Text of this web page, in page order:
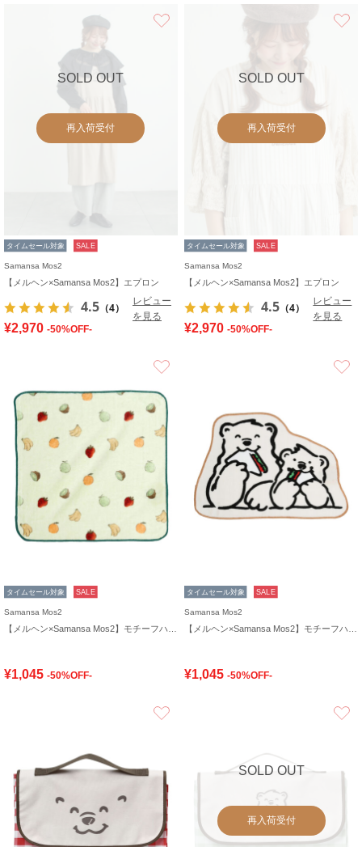
SOLD OUT
再入荷受付
タイムセール対象 SALE
Samansa Mos2
【メルヘン×Samansa Mos2】エプロン
4.5 （4）
レビュー
を見る
¥2,970 -50%OFF-
SOLD OUT
再入荷受付
タイムセール対象 SALE
Samansa Mos2
【メルヘン×Samansa Mos2】エプロン
4.5 （4）
レビュー
を見る
¥2,970 -50%OFF-
タイムセール対象 SALE
Samansa Mos2
¥1,045 -50%OFF-
タイムセール対象 SALE
Samansa Mos2
¥1,045 -50%OFF-
SOLD OUT
再入荷受付